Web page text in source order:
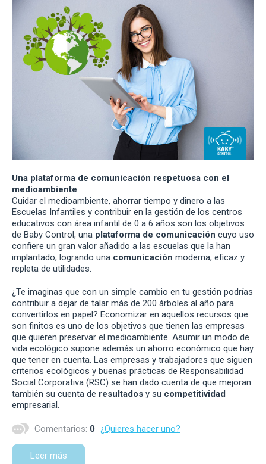
Una plataforma de comunicación respetuosa con el
medioambiente
Cuidar el medioambiente, ahorrar tiempo y dinero a las
Escuelas Infantiles y contribuir en la gestión de los centros
educativos con área infantil de 0 a 6 años son los objetivos
de Baby Control, una plataforma de comunicación cuyo uso
confiere un gran valor añadido a las escuelas que la han
implantado, logrando una comunicación moderna, eficaz y
repleta de utilidades.
¿Te imaginas que con un simple cambio en tu gestión podrías
contribuir a dejar de talar más de 200 árboles al año para
convertirlos en papel? Economizar en aquellos recursos que
son finitos es uno de los objetivos que tienen las empresas
que quieren preservar el medioambiente. Asumir un modo de
vida ecológico supone además un ahorro económico que hay
que tener en cuenta. Las empresas y trabajadores que siguen
criterios ecológicos y buenas prácticas de Responsabilidad
Social Corporativa (RSC) se han dado cuenta de que mejoran
también su cuenta de resultados y su competitividad
empresarial.
Comentarios: 0 ¿Quieres hacer uno?
Leer más